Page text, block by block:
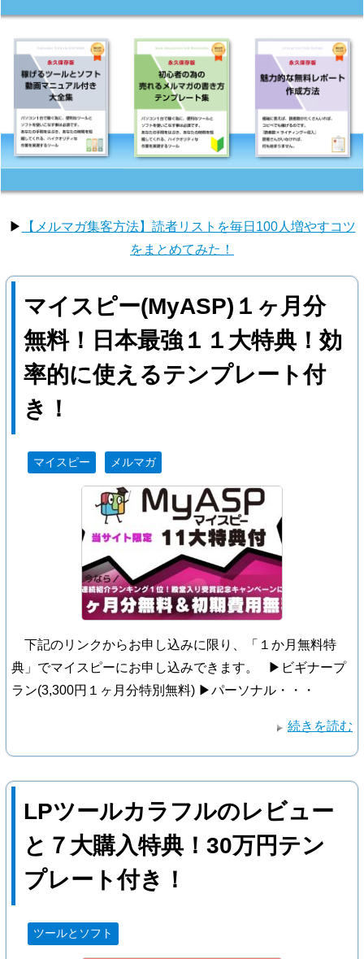
▶
【メルマガ集客方法】読者リストを毎日100人増やすコツ
をまとめてみた！
マイスピー(MyASP)１ヶ月分
無料！日本最強１１大特典！効
率的に使えるテンプレート付
き！
マイスピー メルマガ
下記のリンクからお申し込みに限り、「１か月無料特
典」でマイスピーにお申し込みできます。 ▶ビギナープ
ラン(3,300円１ヶ月分特別無料) ▶パーソナル・・・
続きを読む
LPツールカラフルのレビュー
と７大購入特典！30万円テン
プレート付き！
ツールとソフト